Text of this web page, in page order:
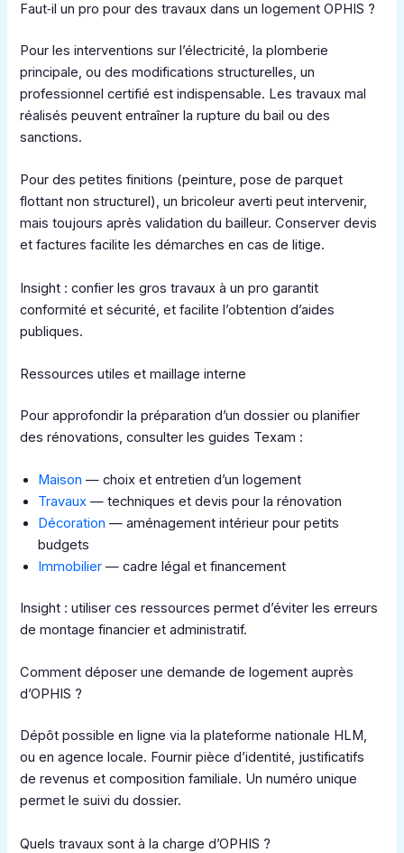
Faut‑il un pro pour des travaux dans un logement OPHIS ?
Pour les interventions sur l’électricité, la plomberie
principale, ou des modifications structurelles, un
professionnel certifié est indispensable. Les travaux mal
réalisés peuvent entraîner la rupture du bail ou des
sanctions.
Pour des petites finitions (peinture, pose de parquet
flottant non structurel), un bricoleur averti peut intervenir,
mais toujours après validation du bailleur. Conserver devis
et factures facilite les démarches en cas de litige.
Insight : confier les gros travaux à un pro garantit
conformité et sécurité, et facilite l’obtention d’aides
publiques.
Ressources utiles et maillage interne
Pour approfondir la préparation d’un dossier ou planifier
des rénovations, consulter les guides Texam :
Maison — choix et entretien d’un logement
Travaux — techniques et devis pour la rénovation
Décoration — aménagement intérieur pour petits
budgets
Immobilier — cadre légal et financement
Insight : utiliser ces ressources permet d’éviter les erreurs
de montage financier et administratif.
Comment déposer une demande de logement auprès
d’OPHIS ?
Dépôt possible en ligne via la plateforme nationale HLM,
ou en agence locale. Fournir pièce d’identité, justificatifs
de revenus et composition familiale. Un numéro unique
permet le suivi du dossier.
Quels travaux sont à la charge d’OPHIS ?